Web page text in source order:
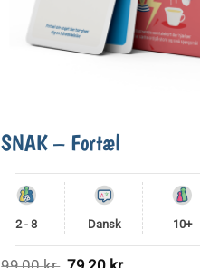
SNAK – Fortæl
2 - 8 Dansk 10+
Den